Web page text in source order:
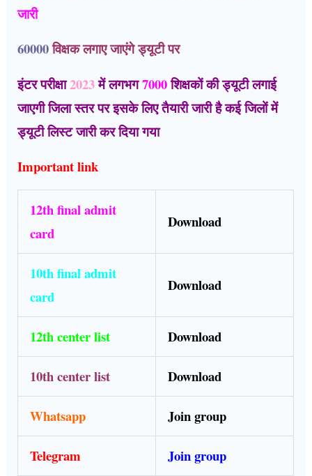
जारी
60000विक्षक लगाए जाएंगे ड्यूटी पर
इंटर परीक्षा2023में लगभग7000शिक्षकों की ड्यूटी लगाई
जाएगी जिला स्तर पर इसके लिए तैयारी जारी है कई जिलों में
ड्यूटी लिस्ट जारी कर दिया गया
Important link
12th final admit
card
Download
10th final admit
card
Download
12th center list Download
10th center list Download
Whatsapp Join group
Telegram Join group